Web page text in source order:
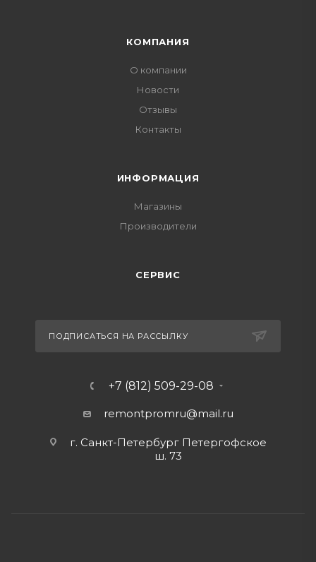
КОМПАНИЯ
О компании
Новости
Отзывы
Контакты
ИНФОРМАЦИЯ
Магазины
Производители
СЕРВИС
ПОДПИСАТЬСЯ НА РАССЫЛКУ
+7 (812) 509-29-08
remontpromru@mail.ru
г. Санкт-Петербург Петергофское
ш. 73